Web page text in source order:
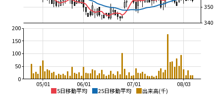
5日移動平均 25日移動平均 出来高(千)
08/03
07/01
06/01
05/01
340
350
0
50
100
150
200